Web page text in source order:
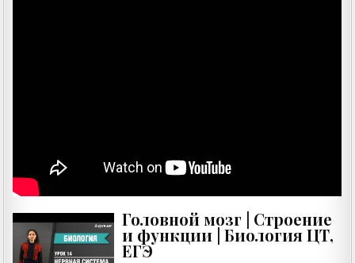
Головной мозг | Строение
и функции | Биология ЦТ,
ЕГЭ